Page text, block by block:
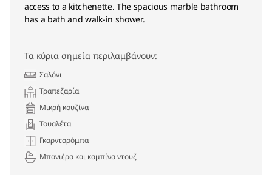
access to a kitchenette. The spacious marble bathroom
has a bath and walk-in shower.
Τα κύρια σημεία περιλαμβάνουν:
Σαλόνι
Τραπεζαρία
Μικρή κουζίνα
Τουαλέτα
Γκαρνταρόμπα
Μπανιέρα και καμπίνα ντουζ